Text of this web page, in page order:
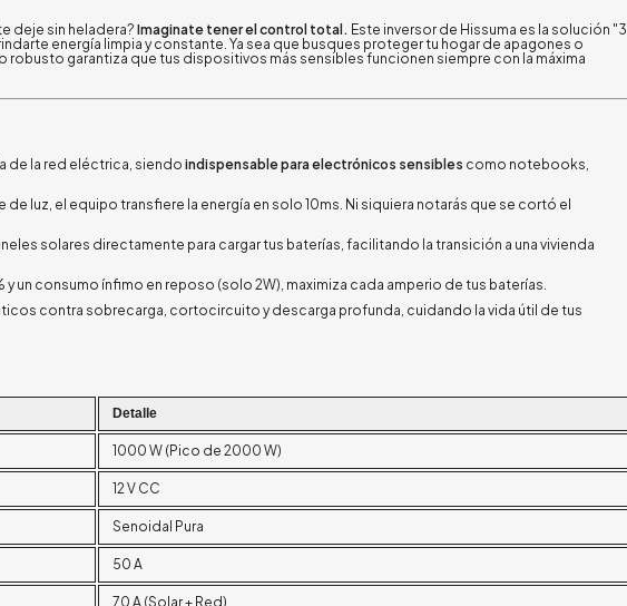
deje sin heladera? Imaginate tener el control total. Este inversor de Hissuma es la solución "3
energía limpia y constante. Ya sea que busques proteger tu hogar de apagones o
robusto garantiza que tus dispositivos más sensibles funcionen siempre con la máxima
de la red eléctrica, siendoindispensable para electrónicos sensibles como notebooks,
de luz, el equipo transfiere la energía en solo 10ms. Ni siquiera notarás que se cortó el
solares directamente para cargar tus baterías, facilitando la transición a una vivienda
un consumo ínfimo en reposo (solo 2W), maximiza cada amperio de tus baterías.
contra sobrecarga, cortocircuito y descarga profunda, cuidando la vida útil de tus
Detalle
1000 W (Pico de 2000 W)
12 V CC
Senoidal Pura
50 A
70 A (Solar + Red)